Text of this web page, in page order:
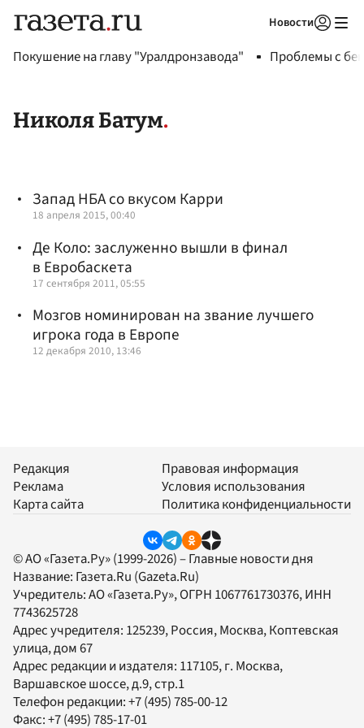
Новости
Покушение на главу "Уралдронзавода" Проблемы с
Николя Батум
Запад НБА со вкусом Карри
18 апреля 2015, 00:40
Де Коло: заслуженно вышли в финал
в Евробаскета
17 сентября 2011, 05:55
Мозгов номинирован на звание лучшего
игрока года в Европе
12 декабря 2010, 13:46
Редакция
Реклама
Карта сайта
Правовая информация
Условия использования
Политика конфиденциальности
© АО «Газета.Ру» (1999-2026) – Главные новости дня
Название: Газета.Ru (Gazeta.Ru)
Учредитель:АО «Газета.Ру», ОГРН 1067761730376, ИНН
7743625728
Адрес учредителя: 125239, Россия, Москва, Коптевская
улица, дом 67
Адрес редакции и издателя: 117105, г. Москва,
Варшавское шоссе, д.9, стр.1
Телефон редакции:+7 (495) 785-00-12
Факс:+7 (495) 785-17-01